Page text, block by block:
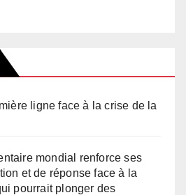
ligne face à la crise de la
mondial renforce ses
et de réponse face à la
pourrait plonger des